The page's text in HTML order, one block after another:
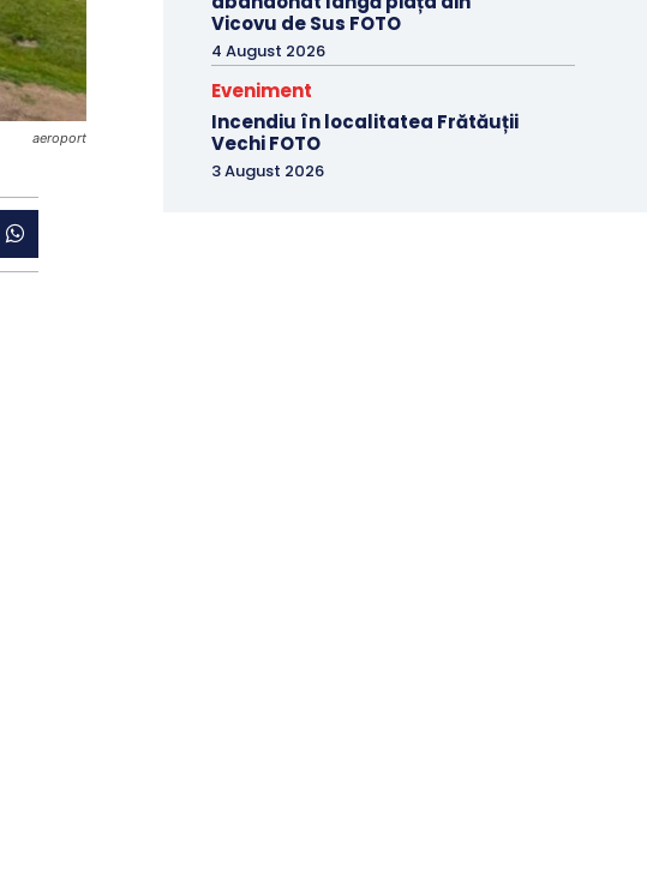
aeroport
Vicovu de Sus FOTO
4 August 2026
Eveniment
Incendiu în localitatea Frătăuții
Vechi FOTO
3 August 2026